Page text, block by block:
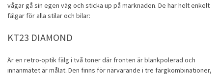
vågar gå sin egen väg och sticka up på marknaden. De har helt enkelt
fälgar för alla stilar och bilar:
KT23 DIAMOND
Är en retro-optik fälg i två toner där fronten är blankpolerad och
innanmätet är målat. Den finns för närvarande i tre färgkombinationer,